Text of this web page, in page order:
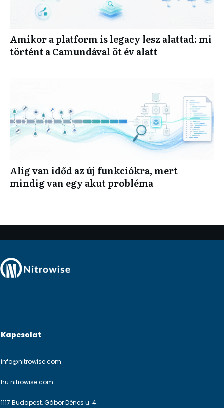
Amikor a platform is legacy lesz alattad: mi
történt a Camundával öt év alatt
Alig van időd az új funkciókra, mert
mindig van egy akut probléma
Kapcsolat
info@nitrowise.com
hu.nitrowise.com
1117 Budapest, Gábor Dénes u. 4.